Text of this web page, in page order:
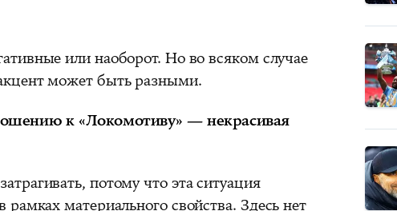
или наоборот. Но во всяком случае
может быть разными.
к «Локомотиву» — некрасивая
потому что эта ситуация
материального свойства. Здесь нет